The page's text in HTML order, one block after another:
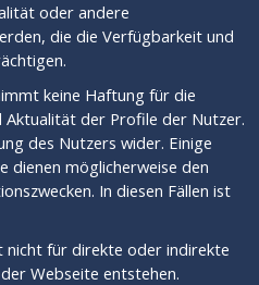
oder andere
die die Verfügbarkeit und
keine Haftung für die
Aktualität der Profile der Nutzer.
des Nutzers wider. Einige
dienen möglicherweise den
In diesen Fällen ist
nicht für direkte oder indirekte
Webseite entstehen.